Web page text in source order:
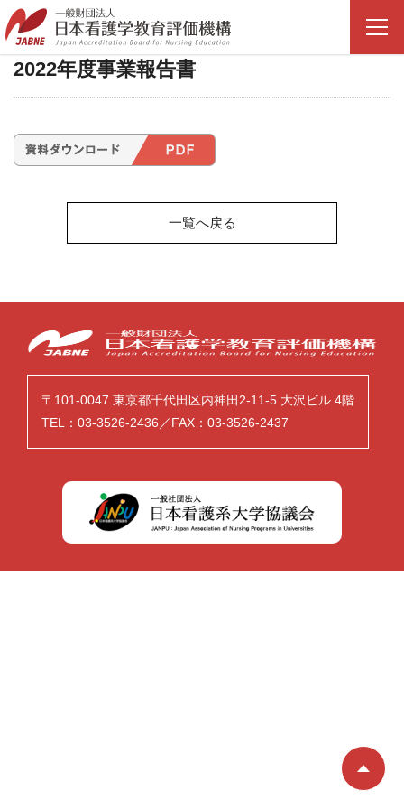
2022年6月22日
2022年度事業報告書
一覧へ戻る
〒101-0047 東京都千代田区内神田2-11-5 大沢ビル 4階
TEL：03-3526-2436／FAX：03-3526-2437